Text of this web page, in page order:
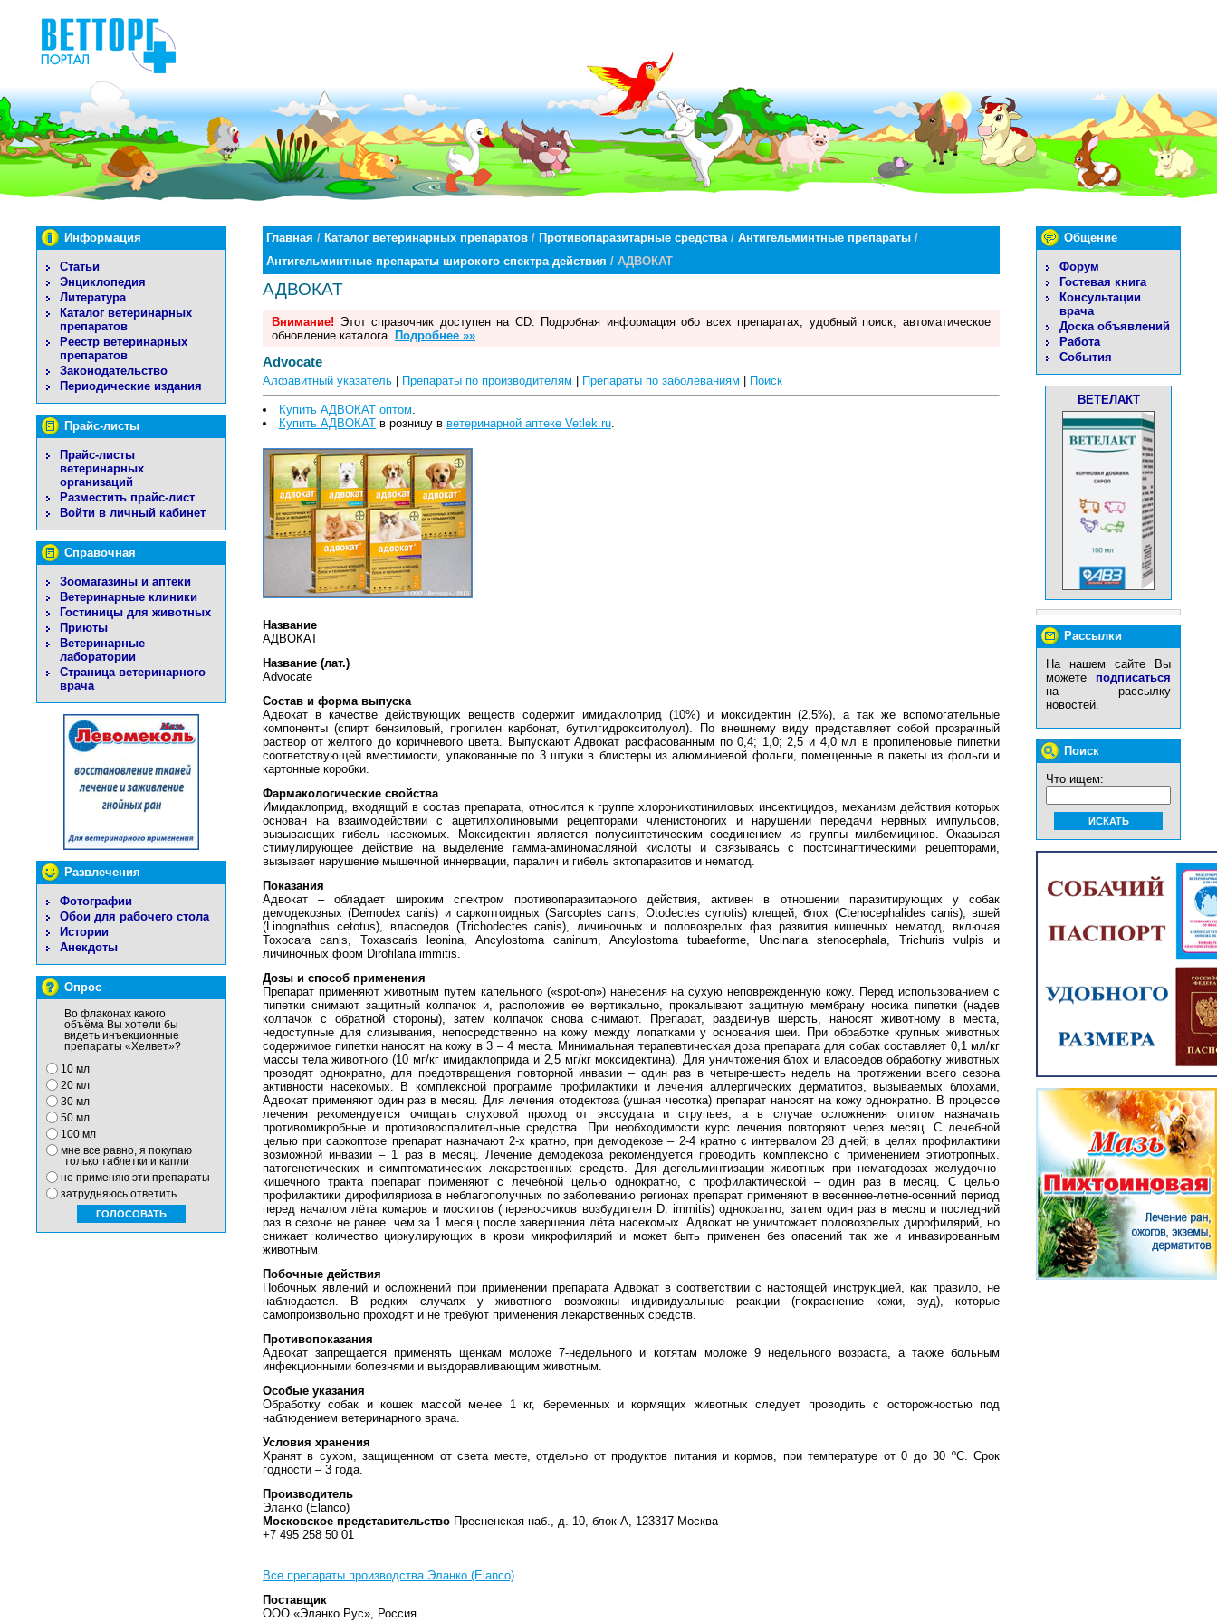
Информация
Статьи
Энциклопедия
Литература
Каталог ветеринарных
препаратов
Реестр ветеринарных
препаратов
Законодательство
Периодические издания
Прайс-листы
Прайс-листы
ветеринарных
организаций
Разместить прайс-лист
Войти в личный кабинет
Справочная
Зоомагазины и аптеки
Ветеринарные клиники
Гостиницы для животных
Приюты
Ветеринарные
лаборатории
Страница ветеринарного
врача
Развлечения
Фотографии
Обои для рабочего стола
Истории
Анекдоты
Опрос
Во флаконах какого
объёма Вы хотели бы
видеть инъекционные
препараты «Хелвет»?
10 мл
20 мл
30 мл
50 мл
100 мл
мне все равно, я покупаю
только таблетки и капли
не применяю эти препараты
затрудняюсь ответить
Общение
Форум
Гостевая книга
Консультации
врача
Доска объявлений
Работа
События
ВЕТЕЛАКТ
Рассылки
На нашем сайте Вы
можете подписаться
на рассылку
новостей.
Поиск
Что ищем:
Главная / Каталог ветеринарных препаратов / Противопаразитарные средства/ Антигельминтные препараты /
Антигельминтные препараты широкого спектра действия / АДВОКАТ
АДВОКАТ
Внимание! Этот справочник доступен на CD. Подробная информация обо всех препаратах, удобный поиск, автоматическое
обновление каталога. Подробнее »»
Advocate
Алфавитный указатель Препараты по производителям Препараты по заболеваниям Поиск
Купить АДВОКАТ оптом
Купить АДВОКАТв розницу в ветеринарной аптеке Vetlek.ru.
Название
АДВОКАТ
Название (лат.)
Advocate
Состав и форма выпуска
Адвокат в качестве действующих веществ содержит имидаклоприд (10%) и моксидектин (2,5%), а так же вспомогательные
компоненты (спирт бензиловый, пропилен карбонат, бутилгидрокситолуол). По внешнему виду представляет собой прозрачный
раствор от желтого до коричневого цвета. Выпускают Адвокат расфасованным по 0,4; 1,0; 2,5 и 4,0 мл в пропиленовые пипетки
соответствующей вместимости, упакованные по 3 штуки в блистеры из алюминиевой фольги, помещенные в пакеты из фольги и
картонные коробки.
Фармакологические свойства
Имидаклоприд, входящий в состав препарата, относится к группе хлороникотиниловых инсектицидов, механизм действия которых
основан на взаимодействии с ацетилхолиновыми рецепторами членистоногих и нарушении передачи нервных импульсов,
вызывающих гибель насекомых. Моксидектин является полусинтетическим соединением из группы милбемицинов. Оказывая
стимулирующее действие на выделение гамма-аминомасляной кислоты и связываясь с постсинаптическими рецепторами,
вызывает нарушение мышечной иннервации, паралич и гибель эктопаразитов и нематод.
Показания
Адвокат – обладает широким спектром противопаразитарного действия, активен в отношении паразитирующих у собак
демодекозных (Demodex canis) и саркоптоидных (Sarcoptes canis, Otodectes cynotis) клещей, блох (Ctenocephalides canis), вшей
(Linognathus cetotus), власоедов (Trichodectes canis), личиночных и половозрелых фаз развития кишечных нематод, включая
Toxocara canis, Toxascaris leonina, Ancylostoma caninum, Ancylostoma tubaeforme, Uncinaria stenocephala, Trichuris vulpis и
личиночных форм Dirofilaria immitis.
Дозы и способ применения
Препарат применяют животным путем капельного («spot-on») нанесения на сухую неповрежденную кожу. Перед использованием с
пипетки снимают защитный колпачок и, расположив ее вертикально, прокалывают защитную мембрану носика пипетки (надев
колпачок с обратной стороны), затем колпачок снова снимают. Препарат, раздвинув шерсть, наносят животному в места,
недоступные для слизывания, непосредственно на кожу между лопатками у основания шеи. При обработке крупных животных
содержимое пипетки наносят на кожу в 3 – 4 места. Минимальная терапевтическая доза препарата для собак составляет 0,1 мл/кг
массы тела животного (10 мг/кг имидаклоприда и 2,5 мг/кг моксидектина). Для уничтожения блох и власоедов обработку животных
проводят однократно, для предотвращения повторной инвазии – один раз в четыре-шесть недель на протяжении всего сезона
активности насекомых. В комплексной программе профилактики и лечения аллергических дерматитов, вызываемых блохами,
Адвокат применяют один раз в месяц. Для лечения отодектоза (ушная чесотка) препарат наносят на кожу однократно. В процессе
лечения рекомендуется очищать слуховой проход от экссудата и струпьев, а в случае осложнения отитом назначать
противомикробные и противовоспалительные средства. При необходимости курс лечения повторяют через месяц. С лечебной
целью при саркоптозе препарат назначают 2-х кратно, при демодекозе – 2-4 кратно с интервалом 28 дней; в целях профилактики
возможной инвазии – 1 раз в месяц. Лечение демодекоза рекомендуется проводить комплексно с применением этиотропных.
патогенетических и симптоматических лекарственных средств. Для дегельминтизации животных при нематодозах желудочно-
кишечного тракта препарат применяют с лечебной целью однократно, с профилактической – один раз в месяц. С целью
профилактики дирофиляриоза в неблагополучных по заболеванию регионах препарат применяют в весеннее-летне-осенний период
перед началом лёта комаров и москитов (переносчиков возбудителя D. immitis) однократно, затем один раз в месяц и последний
раз в сезоне не ранее. чем за 1 месяц после завершения лёта насекомых. Адвокат не уничтожает половозрелых дирофилярий, но
снижает количество циркулирующих в крови микрофилярий и может быть применен без опасений так же и инвазированным
животным
Побочные действия
Побочных явлений и осложнений при применении препарата Адвокат в соответствии с настоящей инструкцией, как правило, не
наблюдается. В редких случаях у животного возможны индивидуальные реакции (покраснение кожи, зуд), которые
самопроизвольно проходят и не требуют применения лекарственных средств.
Противопоказания
Адвокат запрещается применять щенкам моложе 7-недельного и котятам моложе 9 недельного возраста, а также больным
инфекционными болезнями и выздоравливающим животным.
Особые указания
Обработку собак и кошек массой менее 1 кг, беременных и кормящих животных следует проводить с осторожностью под
наблюдением ветеринарного врача.
Условия хранения
Хранят в сухом, защищенном от света месте, отдельно от продуктов питания и кормов, при температуре от 0 до 30 ºC. Срок
годности – 3 года.
Производитель
Эланко (Elanco)
Московское представительство Пресненская наб., д. 10, блок А, 123317 Москва
+7 495 258 50 01
Все препараты производства Эланко (Elanco)
Поставщик
ООО «Эланко Рус», Россия